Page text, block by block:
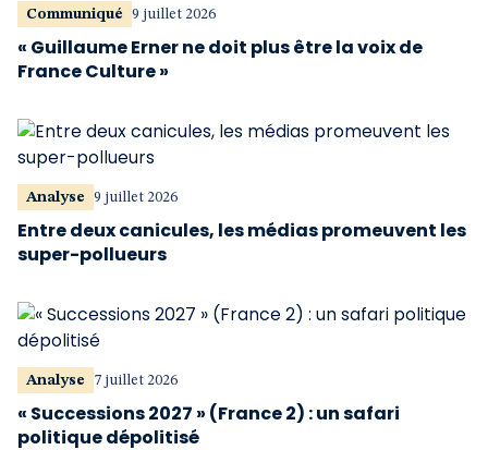
Communiqué 9 juillet 2026
« Guillaume Erner ne doit plus être la voix de
France Culture »
Analyse 9 juillet 2026
Entre deux canicules, les médias promeuvent les
super-pollueurs
Analyse 7 juillet 2026
« Successions 2027 » (France 2) : un safari
politique dépolitisé